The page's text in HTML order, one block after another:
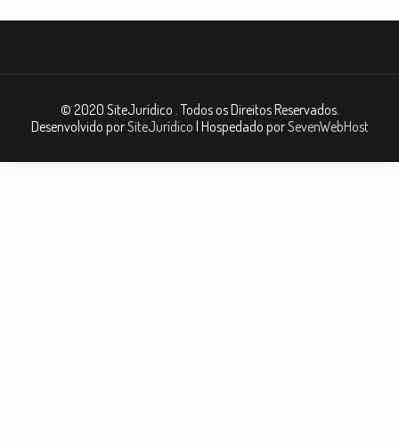
© 2020 SiteJurídico . Todos os Direitos Reservados.
Desenvolvido porSiteJurídico | Hospedado porSevenWebHost